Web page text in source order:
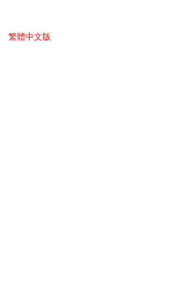
繁體中文版